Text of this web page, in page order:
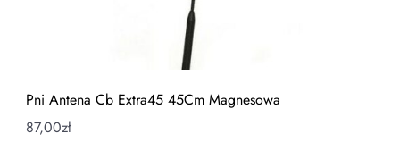
Pni Antena Cb Extra45 45Cm Magnesowa
87,00zł